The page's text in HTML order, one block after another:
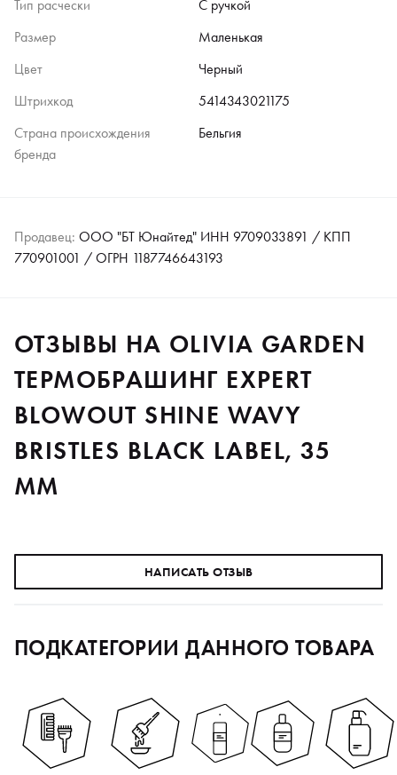
Тип расчески
С ручкой
Размер
Маленькая
Цвет
Черный
Штрихкод
5414343021175
Страна происхождения
бренда
Бельгия
Продавец: ООО "БТ Юнайтед" ИНН 9709033891 / КПП
770901001 / ОГРН 1187746643193
ОТЗЫВЫ НА OLIVIA GARDEN
ТЕРМОБРАШИНГ EXPERT
BLOWOUT SHINE WAVY
BRISTLES BLACK LABEL, 35
ММ
НАПИСАТЬ ОТЗЫВ
ПОДКАТЕГОРИИ ДАННОГО ТОВАРА